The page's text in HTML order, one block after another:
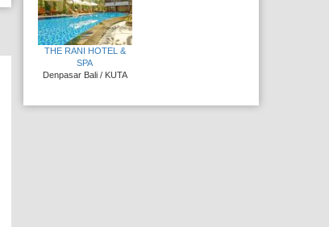
THE RANI HOTEL &
SPA
Denpasar Bali / KUTA